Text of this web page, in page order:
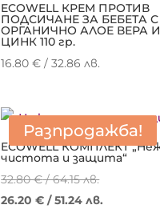
ECOWELL КРЕМ ПРОТИВ
ПОДСИЧАНЕ ЗА БЕБЕТА С
ОРГАНИЧНО АЛОЕ ВЕРА И
ЦИНК 110 гр.
16.80€ / 32.86 лв.
Разпродажба!
ECOWELL КОМПЛЕКТ
чистота и защита“
32.80€/ 64.15 лв.Original
price
26.20€ / 51.24 лв.